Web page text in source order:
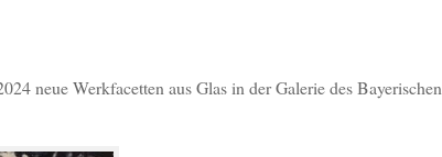
neue Werkfacetten aus Glas in der Galerie des Bayerischen